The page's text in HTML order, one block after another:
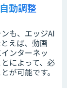
動調整
も、エッジAI
えば、動画
ンターネッ
によって、必
が可能です。